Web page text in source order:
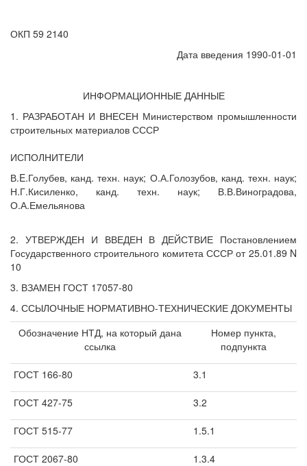
ОКП 59 2140
Дата введения 1990-01-01
ИНФОРМАЦИОННЫЕ ДАННЫЕ
1. РАЗРАБОТАН И ВНЕСЕН Министерством промышленности
строительных материалов СССР
ИСПОЛНИТЕЛИ
В.E.Голубев, канд. техн. наук; О.А.Голозубов, канд. техн. наук;
Н.Г.Кисиленко, канд. техн. наук; В.В.Виноградова,
О.А.Емельянова
2. УТВЕРЖДЕН И ВВЕДЕН В ДЕЙСТВИЕ Постановлением
Государственного строительного комитета СССР от 25.01.89 N
10
3. ВЗАМЕН ГОСТ 17057-80
4. ССЫЛОЧНЫЕ НОРМАТИВНО-ТЕХНИЧЕСКИЕ ДОКУМЕНТЫ
Обозначение НТД, на который дана
ссылка
Номер пункта,
подпункта
ГОСТ 166-80 3.1
ГОСТ 427-75 3.2
ГОСТ 515-77 1.5.1
ГОСТ 2067-80 1.3.4